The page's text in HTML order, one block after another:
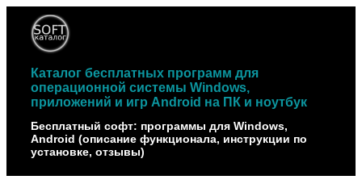
Наверх
Каталог бесплатных программ для
операционной системы Windows,
приложений и игр Android на ПК и ноутбук
Бесплатный софт: программы для Windows,
Android (описание функционала, инструкции по
установке, отзывы)